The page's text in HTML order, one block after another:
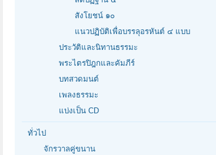
สังโยชน์ ๑๐
แนวปฏิบัติเพื่อบรรลุอรหันต์ ๔ แบบ
ประวัติและนิทานธรรมะ
พระไตรปิฎกและคัมภีร์
บทสวดมนต์
เพลงธรรมะ
แบ่งเป็น CD
ทั่วไป
จักรวาลคู่ขนาน